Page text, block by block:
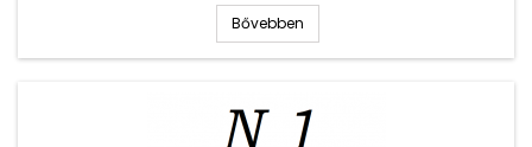
Bővebben